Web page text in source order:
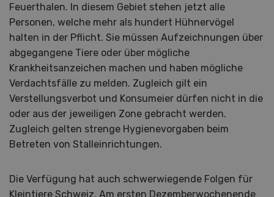
Feuerthalen. In diesem Gebiet stehen jetzt alle
Personen, welche mehr als hundert Hühnervögel
halten in der Pflicht. Sie müssen Aufzeichnungen über
abgegangene Tiere oder über mögliche
Krankheitsanzeichen machen und haben mögliche
Verdachtsfälle zu melden. Zugleich gilt ein
Verstellungsverbot und Konsumeier dürfen nicht in die
oder aus der jeweiligen Zone gebracht werden.
Zugleich gelten strenge Hygienevorgaben beim
Betreten von Stalleinrichtungen.
Die Verfügung hat auch schwerwiegende Folgen für
Kleintiere Schweiz. Am ersten Dezemberwochenende